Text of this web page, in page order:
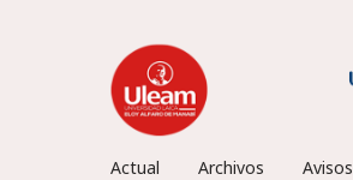
Actual Archivos Avisos